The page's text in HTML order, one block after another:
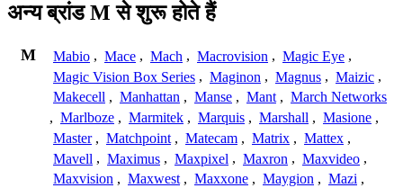
अन्य ब्रांड M से शुरू होते हैं
M Mabio , Mace , Mach , Macrovision , Magic Eye ,
Magic Vision Box Series , Maginon , Magnus , Maizic ,
Makecell , Manhattan , Manse , Mant , March Networks
, Marlboze , Marmitek , Marquis , Marshall , Masione ,
Master , Matchpoint , Matecam , Matrix , Mattex ,
Mavell , Maximus , Maxpixel , Maxron , Maxvideo ,
Maxvision , Maxwest , Maxxone , Maygion , Mazi ,